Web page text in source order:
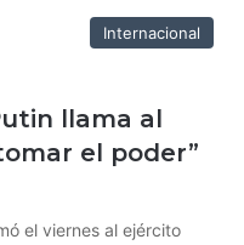
Internacional
llama al
el poder”
el viernes al ejército